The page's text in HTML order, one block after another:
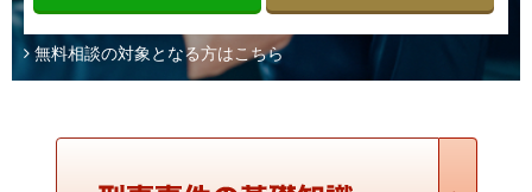
浄水毒物等混入罪（じょうすいどくぶつとうこんに
ゅうざい）
処する。 【法定刑】 ３年以下の懲役 【解説】 浄水毒物等混入
無料相談の対象となる方はこちら